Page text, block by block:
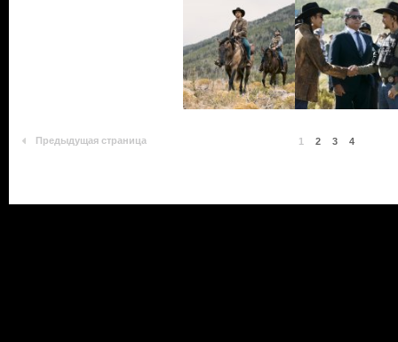
Предыдущая страница 1 2 3 4